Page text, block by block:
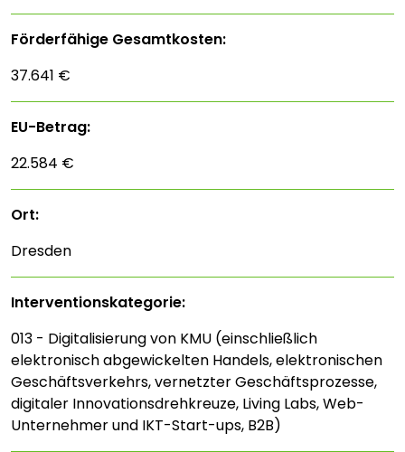
Förderfähige Gesamtkosten:
37.641 €
EU-Betrag:
22.584 €
Ort:
Dresden
Interventions­kategorie:
013 - Digitalisierung von KMU (einschließlich
elektronisch abgewickelten Handels, elektronischen
Geschäftsverkehrs, vernetzter Geschäftsprozesse,
digitaler Innovationsdrehkreuze, Living Labs, Web-
Unternehmer und IKT-Start-ups, B2B)